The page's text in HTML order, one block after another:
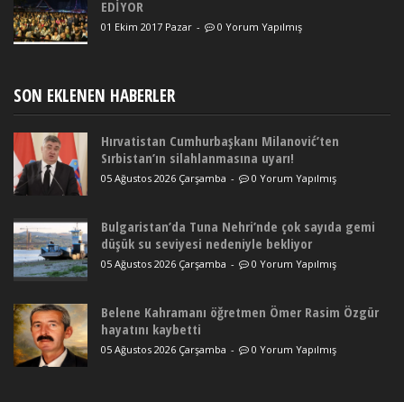
EDİYOR
01 Ekim 2017 Pazar - 0 Yorum Yapılmış
SON EKLENEN HABERLER
Hırvatistan Cumhurbaşkanı Milanović’ten
Sırbistan’ın silahlanmasına uyarı!
05 Ağustos 2026 Çarşamba - 0 Yorum Yapılmış
Bulgaristan’da Tuna Nehri’nde çok sayıda gemi
düşük su seviyesi nedeniyle bekliyor
05 Ağustos 2026 Çarşamba - 0 Yorum Yapılmış
Belene Kahramanı öğretmen Ömer Rasim Özgür
hayatını kaybetti
05 Ağustos 2026 Çarşamba - 0 Yorum Yapılmış